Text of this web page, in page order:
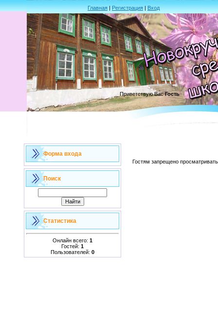
Главная|Регистрация|Вход
Приветствую Вас Гость
Форма входа
Поиск
Статистика
Онлайн всего: 1
Гостей: 1
Пользователей: 0
Гостям запрещено